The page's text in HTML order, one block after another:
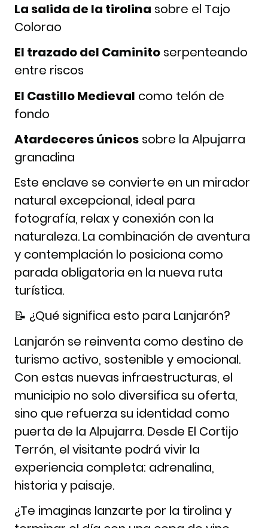
La salida de la tirolina sobre el Tajo
Colorao
El trazado del Caminito serpenteando
entre riscos
El Castillo Medieval como telón de
fondo
Atardeceres únicos sobre la Alpujarra
granadina
Este enclave se convierte en un mirador
natural excepcional, ideal para
fotografía, relax y conexión con la
naturaleza. La combinación de aventura
y contemplación lo posiciona como
parada obligatoria en la nueva ruta
turística.
📝 ¿Qué significa esto para Lanjarón?
Lanjarón se reinventa como destino de
turismo activo, sostenible y emocional.
Con estas nuevas infraestructuras, el
municipio no solo diversifica su oferta,
sino que refuerza su identidad como
puerta de la Alpujarra. Desde El Cortijo
Terrón, el visitante podrá vivir la
experiencia completa: adrenalina,
historia y paisaje.
¿Te imaginas lanzarte por la tirolina y